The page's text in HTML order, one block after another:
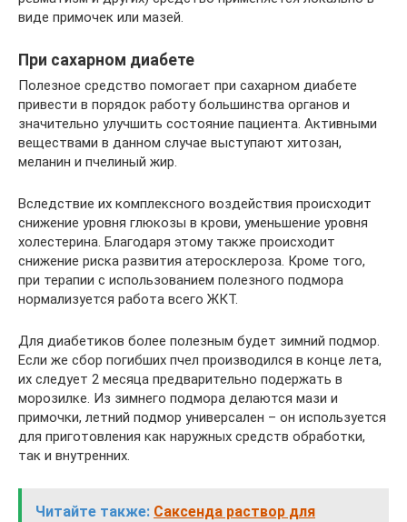
виде примочек или мазей.
При сахарном диабете
Полезное средство помогает при сахарном диабете
привести в порядок работу большинства органов и
значительно улучшить состояние пациента. Активными
веществами в данном случае выступают хитозан,
меланин и пчелиный жир.
Вследствие их комплексного воздействия происходит
снижение уровня глюкозы в крови, уменьшение уровня
холестерина. Благодаря этому также происходит
снижение риска развития атеросклероза. Кроме того,
при терапии с использованием полезного подмора
нормализуется работа всего ЖКТ.
Для диабетиков более полезным будет зимний подмор.
Если же сбор погибших пчел производился в конце лета,
их следует 2 месяца предварительно подержать в
морозилке. Из зимнего подмора делаются мази и
примочки, летний подмор универсален – он используется
для приготовления как наружных средств обработки,
так и внутренних.
Читайте также: Саксенда раствор для